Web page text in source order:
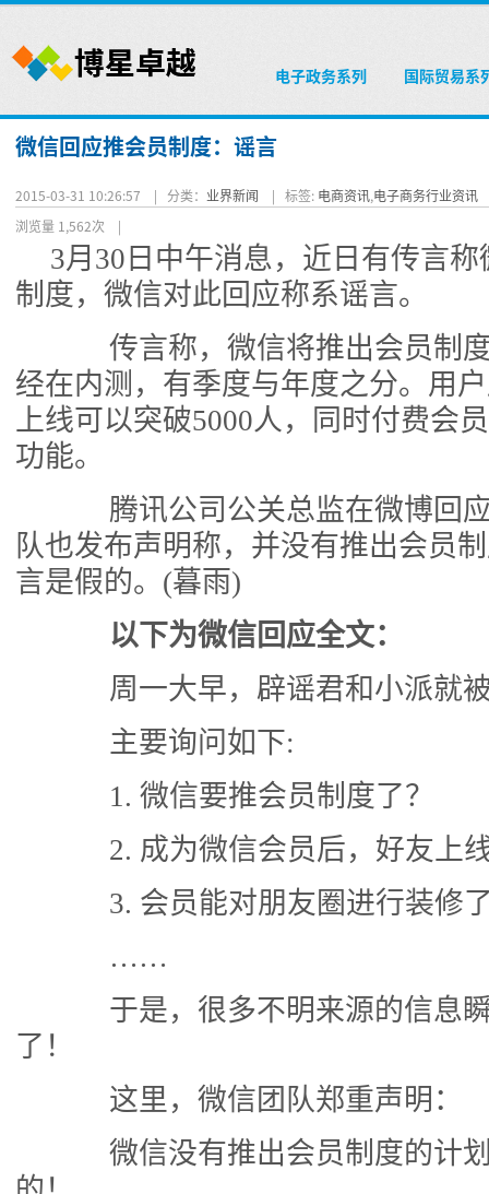
电子政务系列 国际贸易系
微信回应推会员制度：谣言
2015-03-31 10:26:57 | 分类： 业界新闻 | 标签: 电商资讯,电子商务行业资讯
浏览量 1,562次 |
3月30日中午消息，近日有传言
制度，微信对此回应称系谣言。
传言称，微信将推出会员制度
经在内测，有季度与年度之分。用
上线可以突破5000人，同时付费会
功能。
腾讯公司公关总监在微博回应
队也发布声明称，并没有推出会员
言是假的。(暮雨)
以下为微信回应全文：
周一大早，辟谣君和小派就被
主要询问如下:
1. 微信要推会员制度了？
2. 成为微信会员后，好友上线
3. 会员能对朋友圈进行装修
……
于是，很多不明来源的信息
了！
这里，微信团队郑重声明：
微信没有推出会员制度的计划